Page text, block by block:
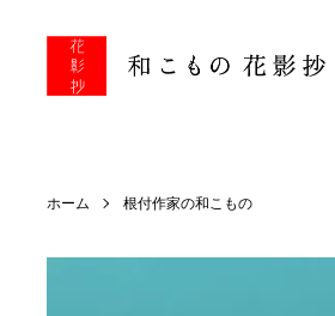
ホーム 根付作家の和こもの